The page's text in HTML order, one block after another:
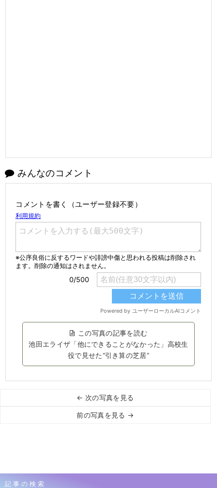
みんなのコメント
コメントを書く（ユーザー登録不要）
この写真の記事を読む
池田エライザ「他にできることがなかった」高校生
役で見せた“引き算の芝居”
← 次の写真を見る
前の写真を見る →
記事の検索